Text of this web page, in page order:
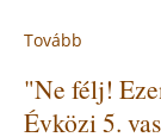
Tovább
légy
oltalmazó
"Ne félj!
Évközi 5.